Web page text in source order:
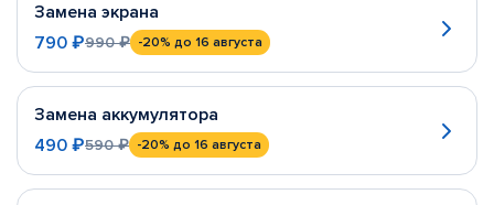
Замена экрана
790 ₽990 ₽ -20% до 16 августа
Замена аккумулятора
490 ₽590 ₽ -20% до 16 августа